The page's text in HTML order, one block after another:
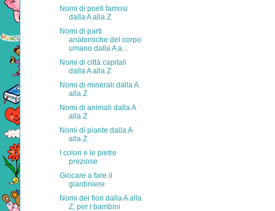
Nomi di poeti famosi
dalla A alla Z
Nomi di parti
anatomiche del corpo
umano dalla A a...
Nomi di città capitali
dalla A alla Z
Nomi di minerali dalla A
alla Z
Nomi di animali dalla A
alla Z
Nomi di piante dalla A
alla Z
I colori e le pietre
preziose
Giocare a fare il
giardiniere
Nomi dei fiori dalla A alla
Z, per i bambini